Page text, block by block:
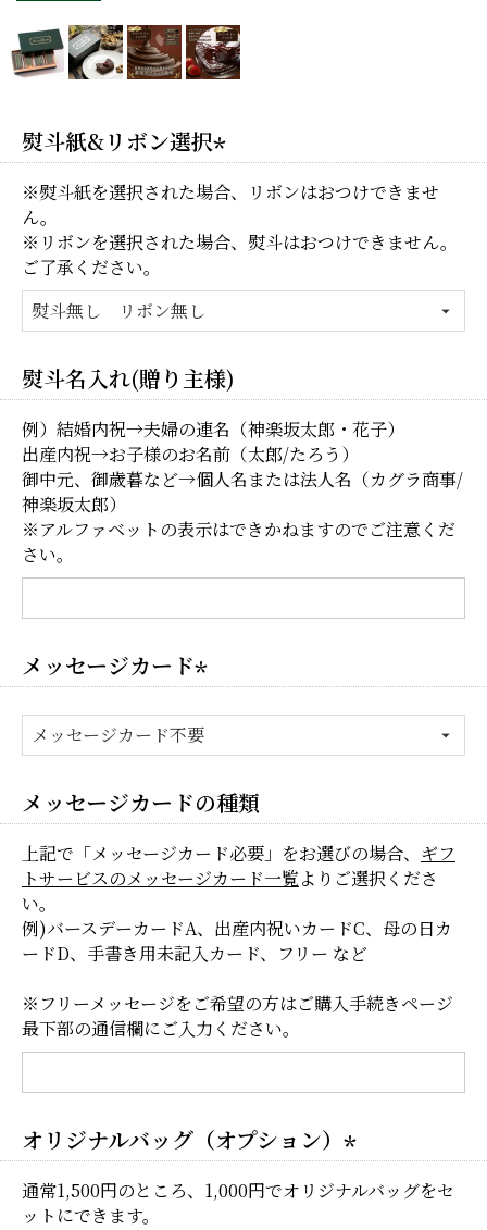
熨斗紙&リボン選択
(必
※熨斗紙を選択された場合、リボンはおつけできませ
ん。
※リボンを選択された場合、熨斗はおつけできません。
ご了承ください。
熨斗名入れ(贈り主様)
例）結婚内祝→夫婦の連名（神楽坂太郎・花子）
出産内祝→お子様のお名前（太郎/たろう）
御中元、御歳暮など→個人名または法人名（カグラ商事/
神楽坂太郎）
※アルファベットの表示はできかねますのでご注意くだ
さい。
メッセージカード
(必
須)
メッセージカードの種類
上記で「メッセージカード必要」をお選びの場合、 ギフ
トサービスのメッセージカード一覧よりご選択くださ
い。
例)バースデーカードA、出産内祝いカードC、母の日カ
ードD、手書き用未記入カード、フリー など
※フリーメッセージをご希望の方はご購入手続きページ
最下部の通信欄にご入力ください。
オリジナルバッグ（オプション）
(必
通常1,500円のところ、1,000円でオリジナルバッグをセ
ットにできます。